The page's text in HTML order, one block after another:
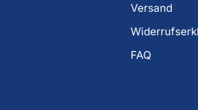
Versand
FAQ